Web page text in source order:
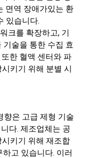
면역 장애가있는 환
있습니다.
크를 확장하고, 기
기술을 통한 수집 효
한 혈액 센터와 파
키기 위해 분별 시
향은 고급 제형 기술
다. 제조업체는 공
키기 위해 재조합
고 있습니다. 이러